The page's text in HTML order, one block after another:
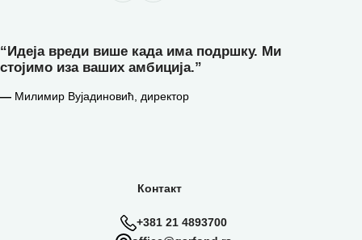
“Идеја вреди више када има подршку. Ми
стојимо иза ваших амбиција.”
— Милимир Вујадиновић, директор
Контакт
+381 21 4893700